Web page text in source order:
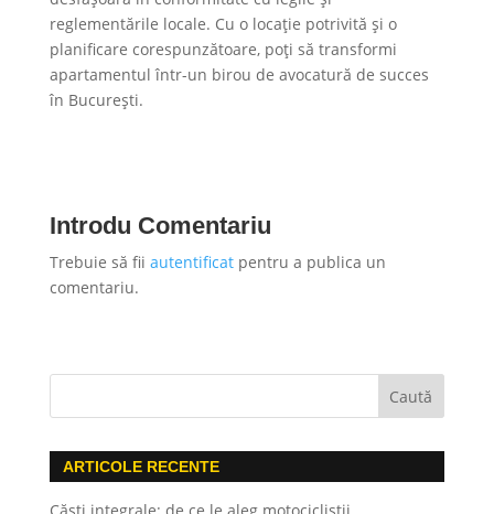
reglementările locale. Cu o locație potrivită și o
planificare corespunzătoare, poți să transformi
apartamentul într-un birou de avocatură de succes
în București.
Introdu Comentariu
Trebuie să fii autentificatpentru a publica un
comentariu.
ARTICOLE RECENTE